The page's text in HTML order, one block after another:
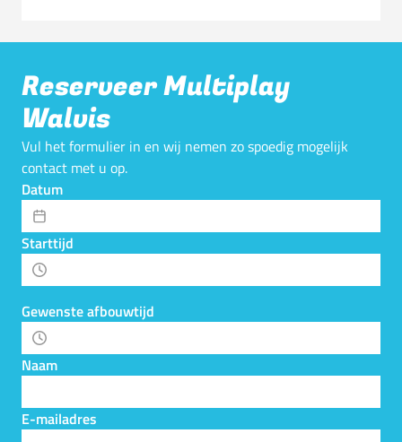
Reserveer Multiplay
Walvis
Vul het formulier in en wij nemen zo spoedig mogelijk
contact met u op.
Datum
Starttijd
Gewenste afbouwtijd
Naam
E-mailadres